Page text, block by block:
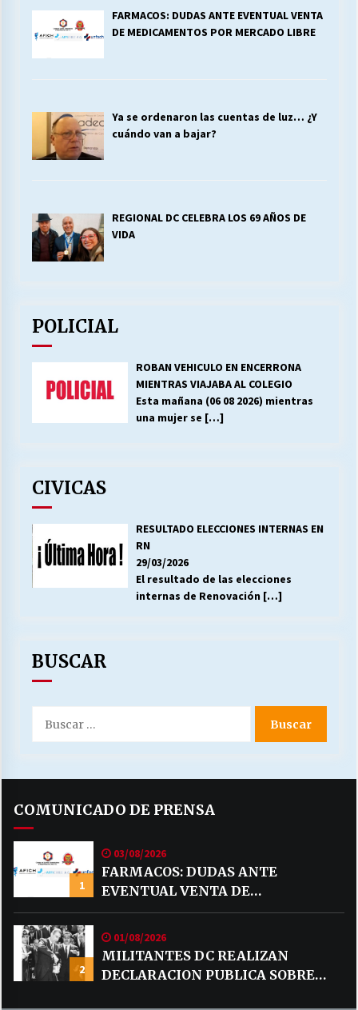
FARMACOS: DUDAS ANTE EVENTUAL VENTA
DE MEDICAMENTOS POR MERCADO LIBRE
Ya se ordenaron las cuentas de luz… ¿Y
cuándo van a bajar?
REGIONAL DC CELEBRA LOS 69 AÑOS DE
VIDA
POLICIAL
ROBAN VEHICULO EN ENCERRONA
MIENTRAS VIAJABA AL COLEGIO
Esta mañana (06 08 2026) mientras
una mujer se […]
CIVICAS
RESULTADO ELECCIONES INTERNAS EN
RN
29/03/2026
El resultado de las elecciones
internas de Renovación […]
BUSCAR
por:
COMUNICADO DE PRENSA
1
03/08/2026
FARMACOS: DUDAS ANTE
EVENTUAL VENTA DE
MEDICAMENTOS POR MERCADO
LIBRE
2
01/08/2026
MILITANTES DC REALIZAN
DECLARACION PUBLICA SOBRE